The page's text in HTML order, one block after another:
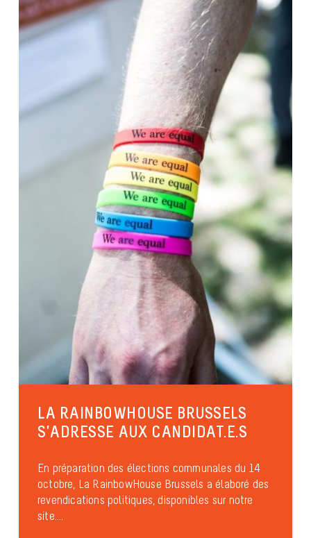
LA RAINBOWHOUSE BRUSSELS
S’ADRESSE AUX CANDIDAT.E.S
En préparation des élections communales du 14
octobre, La RainbowHouse Brussels a élaboré des
revendications politiques, disponibles sur notre
site....